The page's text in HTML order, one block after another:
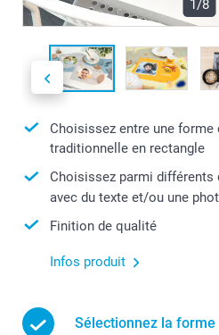
1/8
Choisissez entre une
traditionnelle en rectangle
Choisissez parmi différents
avec du texte et/ou une
Finition de qualité
Infos produit
Sélectionnez la forme